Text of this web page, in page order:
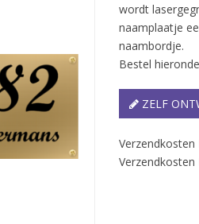
wordt
naamplaatje
naambordje.
Bestel
ZELF
Verzendkosten
Verzendkosten